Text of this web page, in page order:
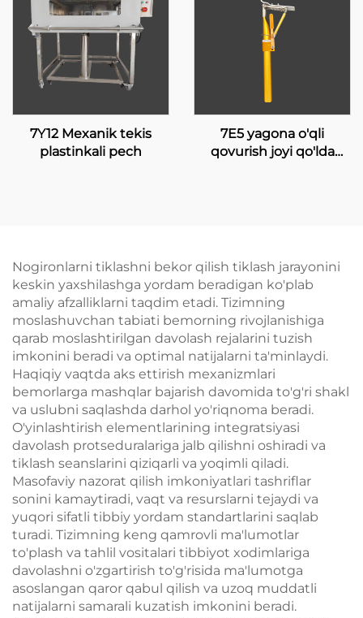
7Y12 Mexanik tekis
plastinkali pech
7E5 yagona o'qli
qovurish joyi qo'lda
Nogironlarni tiklashni bekor qilish tiklash jarayonini
keskin yaxshilashga yordam beradigan ko'plab
amaliy afzalliklarni taqdim etadi. Tizimning
moslashuvchan tabiati bemorning rivojlanishiga
qarab moslashtirilgan davolash rejalarini tuzish
imkonini beradi va optimal natijalarni ta'minlaydi.
Haqiqiy vaqtda aks ettirish mexanizmlari
bemorlarga mashqlar bajarish davomida to'g'ri shakl
va uslubni saqlashda darhol yo'riqnoma beradi.
O'yinlashtirish elementlarining integratsiyasi
davolash protseduralariga jalb qilishni oshiradi va
tiklash seanslarini qiziqarli va yoqimli qiladi.
Masofaviy nazorat qilish imkoniyatlari tashriflar
sonini kamaytiradi, vaqt va resurslarni tejaydi va
yuqori sifatli tibbiy yordam standartlarini saqlab
turadi. Tizimning keng qamrovli ma'lumotlar
to'plash va tahlil vositalari tibbiyot xodimlariga
davolashni o'zgartirish to'g'risida ma'lumotga
asoslangan qaror qabul qilish va uzoq muddatli
natijalarni samarali kuzatish imkonini beradi.